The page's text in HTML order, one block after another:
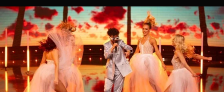
UKLJUČITE NOTIFIKACIJE